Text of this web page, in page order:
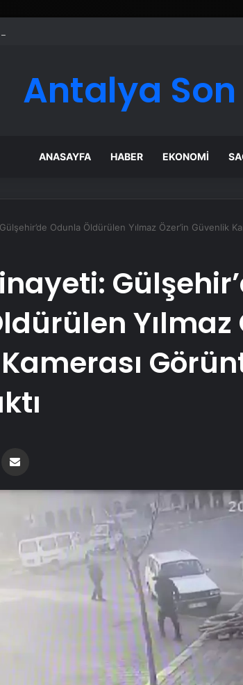
Kedi Maması ve Köpek Maması İle Tüm Evcil Hayvan
Antalya
ANASAYFA HABER EKONOMI
Odunla Öldürülen Yılmaz Özer’in Güvenlik
Yılmaz